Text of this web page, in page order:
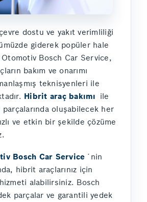
dostu ve yakıt verimliliği
giderek popüler hale
Otomotiv Bosch Car Service,
bakım ve onarımı
teknisyenleri ile
Hibrit araç bakımı ile
oluşabilecek her
ve etkin bir şekilde çözüme
Bosch Car Service ´nin
hibrit araçlarınız için
alabilirsiniz. Bosch
parçalar ve garantili yedek